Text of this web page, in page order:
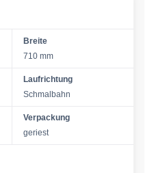
Breite
710 mm
Laufrichtung
Schmalbahn
Verpackung
geriest